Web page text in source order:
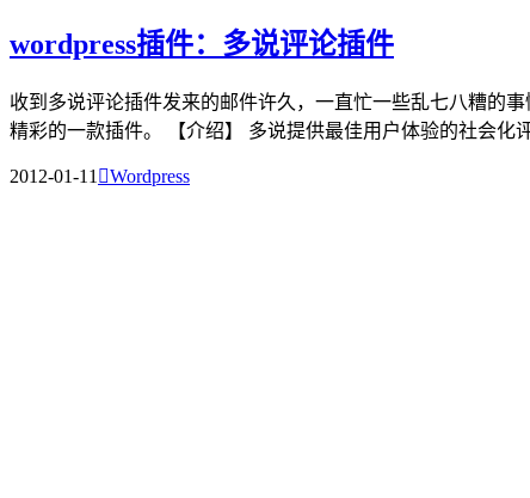
wordpress插件：多说评论插件
收到多说评论插件发来的邮件许久，一直忙一些乱七八糟的
精彩的一款插件。 【介绍】 多说提供最佳用户体验的社会化
2012-01-11 Wordpress